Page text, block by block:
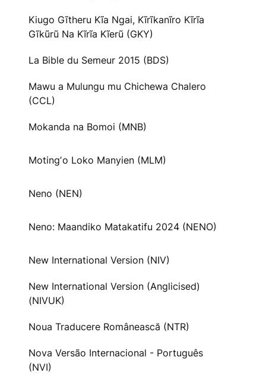
Kiugo Gĩtheru Kĩa Ngai, Kĩrĩkanĩro Kĩrĩa
Gĩkũrũ Na Kĩrĩa Kĩerũ (GKY)
La Bible du Semeur 2015 (BDS)
Mawu a Mulungu mu Chichewa Chalero
(CCL)
Mokanda na Bomoi (MNB)
Motingʼo Loko Manyien (MLM)
Neno (NEN)
Neno: Maandiko Matakatifu 2024 (NENO)
New International Version (NIV)
New International Version (Anglicised)
(NIVUK)
Noua Traducere Românească (NTR)
Nova Versão Internacional - Português
(NVI)